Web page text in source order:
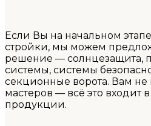
Если Вы на начальном
стройки, мы можем
решение — солнцезащита,
системы, системы
секционные ворота. Вам не
мастеров — всё это входит
продукции.